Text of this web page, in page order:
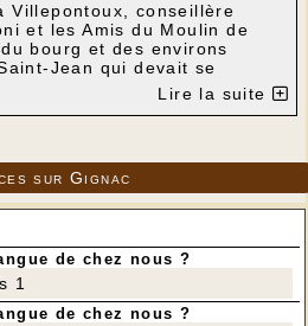
Villepontoux, conseillère
et les Amis du Moulin de
bourg et des environs
Jean qui devait se
Lire la suite
sur Gignac
de chez nous ?
1
de chez nous ?